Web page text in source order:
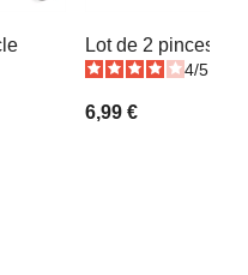
Lot de 2 pinces
4/5
6,99 €